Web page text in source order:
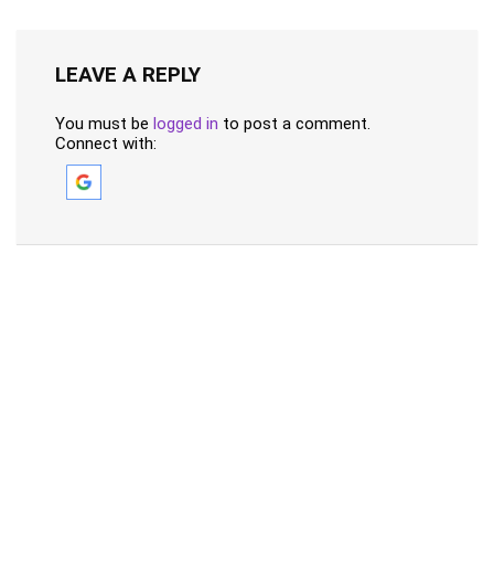
LEAVE A REPLY
You must be logged in to post a comment.
Connect with: